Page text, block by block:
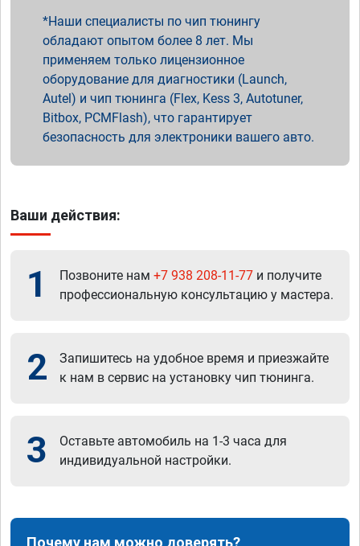
Наши специалисты по чип тюнингу
обладают опытом более 8 лет. Мы
применяем только лицензионное
оборудование для диагностики (Launch,
Autel) и чип тюнинга (Flex, Kess 3, Autotuner,
Bitbox, PCMFlash), что гарантирует
безопасность для электроники вашего авто.
Ваши действия:
1 Позвоните нам +7 938 208-11-77 и получите
профессиональную консультацию у мастера.
2
Запишитесь на удобное время и приезжайте
к нам в сервис на установку чип тюнинга.
3
Оставьте автомобиль на 1-3 часа для
индивидуальной настройки.
Почему нам можно доверять?